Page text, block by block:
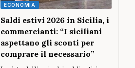
ECONOMIA
Saldi estivi 2026 in Sicilia, i
commercianti: “I siciliani
aspettano gli sconti per
comprare il necessario”